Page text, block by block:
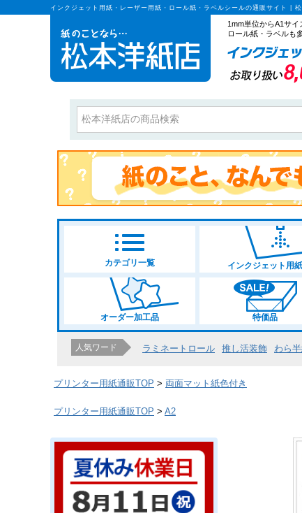
インクジェット用紙・レーザー用紙・ロール紙・ラベルシールの通販サイト |
1mm単位からA1サ
ロール紙・ラベルも
カテゴリ一覧 インクジェット用紙
オーダー加工品 特価品
人気ワード ラミネートロール 推し活装飾 わら
プリンター用紙通販TOP 両面マット紙色付き
プリンター用紙通販TOP A2